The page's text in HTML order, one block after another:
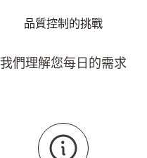
品質控制的挑戰
我們理解您每日的需求